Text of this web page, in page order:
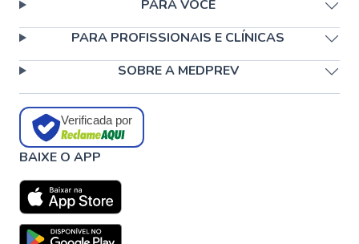
PARA VOCÊ
PARA PROFISSIONAIS E CLÍNICAS
SOBRE A MEDPREV
Verificada por
BAIXE O APP